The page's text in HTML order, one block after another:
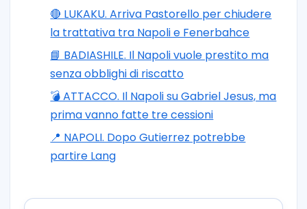
🔴 LUKAKU. Arriva Pastorello per chiudere
la trattativa tra Napoli e Fenerbahce
📘 BADIASHILE. Il Napoli vuole prestito ma
senza obblighi di riscatto
💣 ATTACCO. Il Napoli su Gabriel Jesus, ma
prima vanno fatte tre cessioni
📍 NAPOLI. Dopo Gutierrez potrebbe
partire Lang